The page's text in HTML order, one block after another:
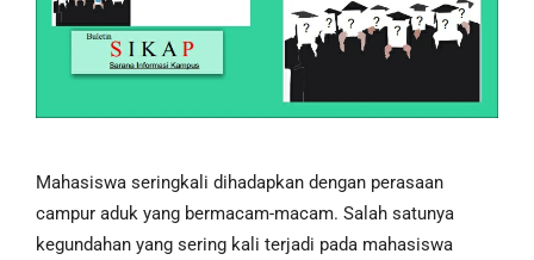
Mahasiswa seringkali dihadapkan dengan perasaan
campur aduk yang bermacam-macam. Salah satunya
kegundahan yang sering kali terjadi pada mahasiswa